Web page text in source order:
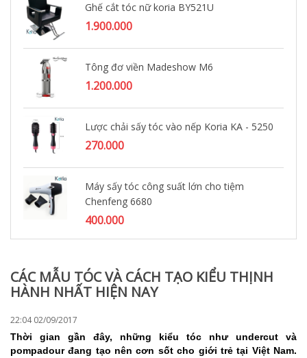
Ghế cắt tóc nữ koria BY521U
1.900.000
Tông đơ viền Madeshow M6
1.200.000
Lược chải sấy tóc vào nếp Koria KA - 5250
270.000
Máy sấy tóc công suất lớn cho tiệm
Chenfeng 6680
400.000
CÁC MẪU TÓC VÀ CÁCH TẠO KIỂU THỊNH
HÀNH NHẤT HIỆN NAY
22:04 02/09/2017
Thời gian gần đây, những kiểu tóc như undercut và
pompadour đang tạo nên cơn sốt cho giới trẻ tại Việt Nam.